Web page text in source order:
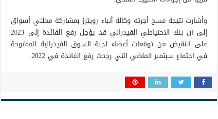
وأشارت نتيجة مسح أجرته وكالة أنباء رويترز بمشاركة محللي أسواق
إلى أن بنك الاحتياطي الفيدرالي قد يؤجل رفع الفائدة إلى 2023
على النقيض من توقعات أعضاء لجنة السوق الفيدرالية المفتوحة
في اجتماع سبتمبر الماضي التي رجحت رفع الفائدة في 2022.